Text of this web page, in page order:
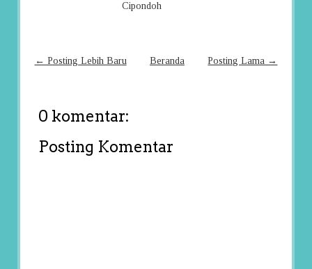
Cipondoh
← Posting Lebih Baru Posting Lama →
Beranda
0 komentar:
Posting Komentar